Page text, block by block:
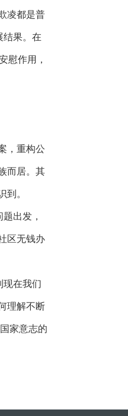
凌都是普
结果。在
慰作用，
，重构公
而居。其
到。
出发，
区无钱办
现在我们
理解不断
家意志的